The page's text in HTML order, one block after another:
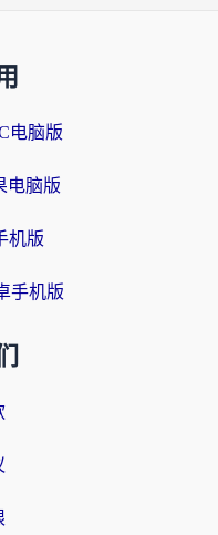
电脑版
电脑版
机版
手机版